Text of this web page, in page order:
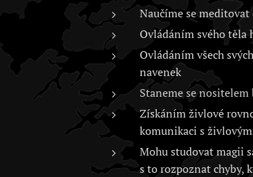
Naučíme se
Ovládáním svého
Ovládáním všech
navenek
Staneme se
Získáním živlové
komunikaci s
Mohu studovat magii
s to rozpoznat chyby,